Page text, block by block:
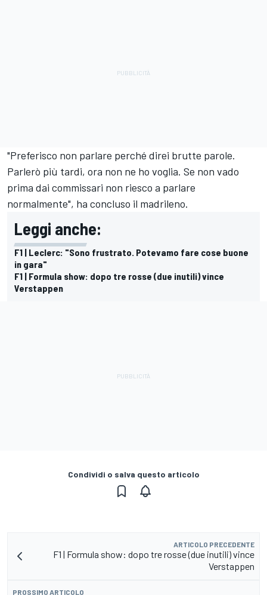
"Preferisco non parlare perché direi brutte parole.
Parlerò più tardi, ora non ne ho voglia. Se non vado
prima dai commissari non riesco a parlare
normalmente", ha concluso il madrileno.
Leggi anche:
F1 | Leclerc: "Sono frustrato. Potevamo fare cose buone
in gara"
F1 | Formula show: dopo tre rosse (due inutili) vince
Verstappen
Condividi o salva questo articolo
ARTICOLO PRECEDENTE
F1 | Formula show: dopo tre rosse (due inutili) vince
Verstappen
PROSSIMO ARTICOLO